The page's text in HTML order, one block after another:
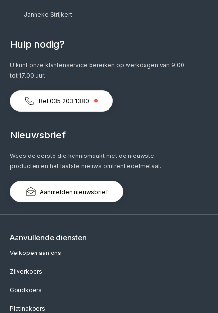
Janneke Strijkert
Hulp nodig?
U kunt onze klantenservice bereiken op werkdagen van 9.00
tot 17.00 uur.
Bel 035 203 1380
Nieuwsbrief
Wees de eerste die kennismaakt met de nieuwste
producten en het laatste nieuws omtrent edelmetaal.
Aanmelden nieuwsbrief
Aanvullende diensten
Verkopen aan ons
Zilverkoers
Goudkoers
Platinakoers